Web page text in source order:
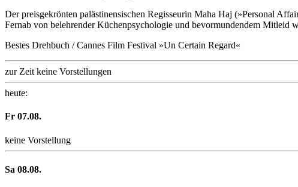
Der preisgekrönten palästinensischen Regisseurin Maha Haj (»Personal
Fernab von belehrender Küchenpsychologie und bevormundendem
Bestes Drehbuch / Cannes Film Festival »Un Certain Regard«
zur Zeit keine Vorstellungen
heute:
Fr 07.08.
keine Vorstellung
Sa 08.08.